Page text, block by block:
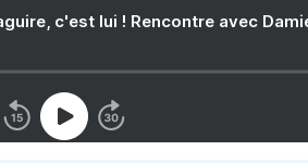
c'est lui ! Rencontre avec